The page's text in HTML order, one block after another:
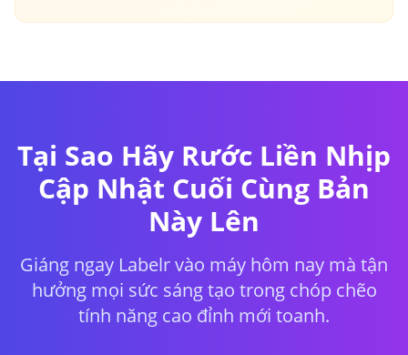
Tại Sao Hãy Rước Liền Nhịp
Cập Nhật Cuối Cùng Bản
Này Lên
Giáng ngay Labelr vào máy hôm nay mà tận
hưởng mọi sức sáng tạo trong chóp chẽo
tính năng cao đỉnh mới toanh.